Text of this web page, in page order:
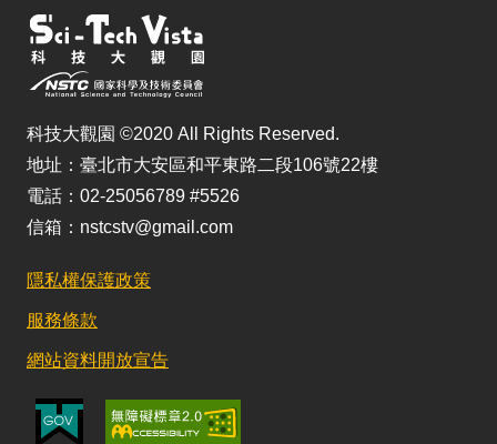
科技大觀園 ©2020 All Rights Reserved.
地址：臺北市大安區和平東路二段106號22樓
電話：02-25056789 #5526
信箱：nstcstv@gmail.com
隱私權保護政策
服務條款
網站資料開放宣告